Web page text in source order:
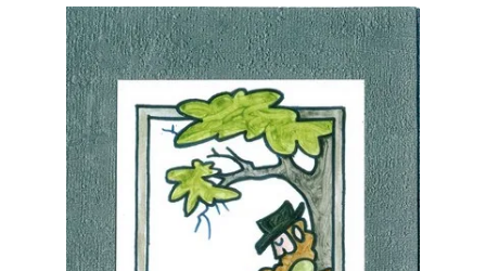
Tableau toile de jute
Statuette de personnages en argile
Tête en argile
les-dessins
Album photo